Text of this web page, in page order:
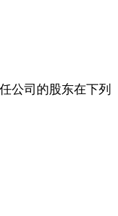
公司的股东在下列